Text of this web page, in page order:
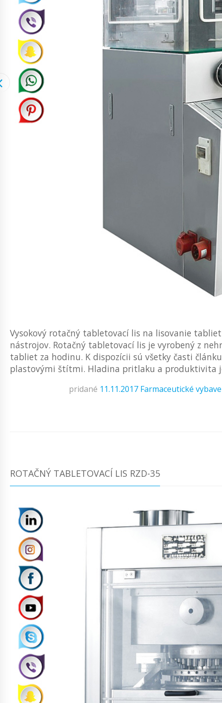
Vysokový rotačný tabletovací lis na lisovanie
nástrojov. Rotačný tabletovací lis je vyrobený z
tabliet za hodinu. K dispozícii sú všetky časti
plastovými štítmi. Hladina pritlaku a produktivita
pridané 11.11.2017 Farmaceutické
ROTAČNÝ TABLETOVACÍ LIS RZD-35